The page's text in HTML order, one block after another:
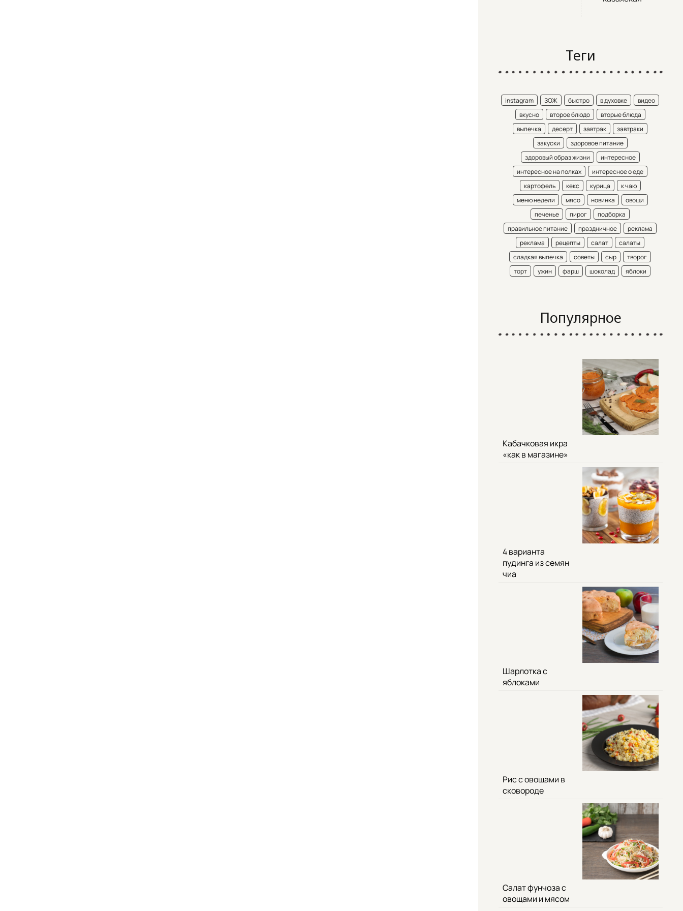
Теги
instagram ЗОЖ быстро в духовке
видео
вкусно
второе блюдо
вторые блюда
выпечка
десерт завтрак
завтраки
закуски
здоровое питание
здоровый образ жизни
интересное
интересное на полках
интересное о еде
картофель
кекс курица
к чаю
меню недели
мясо новинка
овощи
печенье
пирог
подборка
правильное питание
праздничное
реклама
реклама
рецепты салат
салаты
сладкая выпечка
советы сыр
творог
торт
ужин фарш шоколад яблоки
Популярное
Кабачковая икра
«как в магазине»
4 варианта
пудинга из семян
чиа
Шарлотка с
яблоками
Рис с овощами в
сковороде
Салат фунчоза с
овощами и мясом